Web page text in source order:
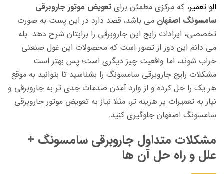
الو تعمیر، که مرکزی مطمئن برای تعویض موتور جاروبرقی
سامسونگ اصفهان می باشد، قصد دارد در این پست به صورت
تخصصی، ایرادات رایج این جاروبرقی را برایتان شرح دهد. بله
می دانم این دور از تصور است که محصولات این غول صنعتی
خراب شوند، اما واقعیت چیز دیگری است؛ پس بهتر است
مشکلات رایج جاروبرقی سامسونگ را بشناسید تا بتوانید به موقع
هر یک را حل کرده و از وارد آمدن صدمات جدی تر به جاروبرقی و
نیاز به تعمیرات پر هزینه تر، مثلا نیاز به تعویض موتور جاروبرقی
سامسونگ اصفهان جلوگیری کنید.
مشکلات متداول جاروبرقی سامسونگ +
علل و راه حل آن ها